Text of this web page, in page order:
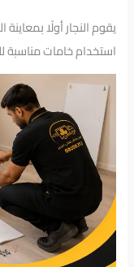
يقوم النجار أولًا
استخدام خامات مناسبة